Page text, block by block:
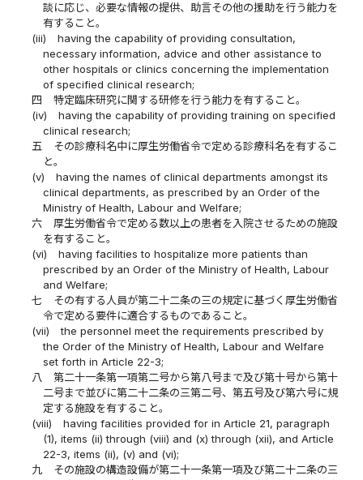
談に応じ、必要な情報の提供、助言その他の援助を行う能力を
有すること。
(iii)
having the capability of providing consultation,
necessary information, advice and other assistance to
other hospitals or clinics concerning the implementation
of specified clinical research;
四
特定臨床研究に関する研修を行う能力を有すること。
(iv)
having the capability of providing training on specified
clinical research;
五
その診療科名中に厚生労働省令で定める診療科名を有するこ
と。
(v)
having the names of clinical departments amongst its
clinical departments, as prescribed by an Order of the
Ministry of Health, Labour and Welfare;
六
厚生労働省令で定める数以上の患者を入院させるための施設
を有すること。
(vi)
having facilities to hospitalize more patients than
prescribed by an Order of the Ministry of Health, Labour
and Welfare;
七
その有する人員が第二十二条の三の規定に基づく厚生労働省
令で定める要件に適合するものであること。
(vii)
the personnel meet the requirements prescribed by
the Order of the Ministry of Health, Labour and Welfare
set forth in Article 22-3;
八
第二十一条第一項第二号から第八号まで及び第十号から第十
二号まで並びに第二十二条の三第二号、第五号及び第六号に規
定する施設を有すること。
(viii)
having facilities provided for in Article 21, paragraph
(1), items (ii) through (viii) and (x) through (xii), and Article
22-3, items (ii), (v) and (vi);
九
その施設の構造設備が第二十一条第一項及び第二十二条の三